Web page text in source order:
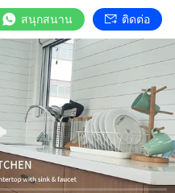
สนุกสนาน ติดต่อ